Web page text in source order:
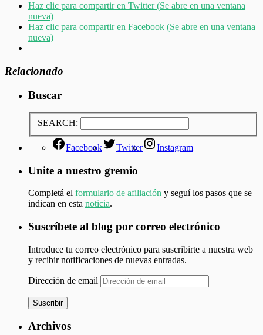
Haz clic para compartir en Twitter (Se abre en una ventana
nueva)
Haz clic para compartir en Facebook (Se abre en una ventana
nueva)
Relacionado
Buscar
SEARCH:
Facebook Twitter Instagram
Unite a nuestro gremio
Completá el formulario de afiliación y seguí los pasos que se
indican en esta noticia.
Suscríbete al blog por correo electrónico
Introduce tu correo electrónico para suscribirte a nuestra web
y recibir notificaciones de nuevas entradas.
Dirección de email
Suscribir
Archivos